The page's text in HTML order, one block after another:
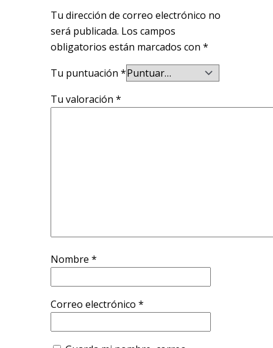
Tu dirección de correo electrónico no
será publicada. Los campos
obligatorios están marcados con *
Tu puntuación *
Tu valoración *
Nombre *
Correo electrónico *